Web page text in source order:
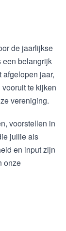
de jaarlijkse
een belangrijk
afgelopen jaar,
te kijken
vereniging.
voorstellen in
jullie als
en input zijn
onze